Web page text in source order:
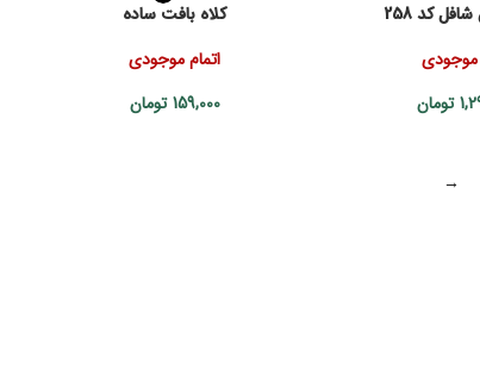
کد 258
موجودی
تومان
کلاه بافت ساده
اتمام موجودی
159,000 تومان
→